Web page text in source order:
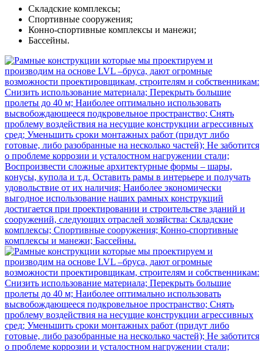
Складские комплексы;
Спортивные сооружения;
Конно-спортивные комплексы и манежи;
Бассейны.